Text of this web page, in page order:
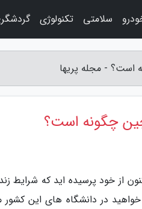
است؟ - مجله پریها
چگونه است؟
از خود پرسیده اید که
در دانشگاه های این
سلامتی تکنولوژی